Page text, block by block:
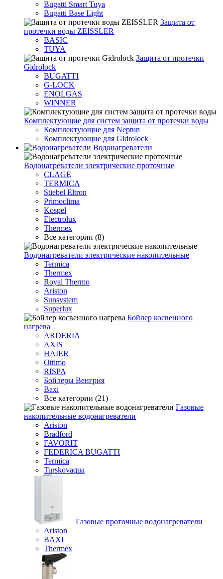
Bugatti Smart Tuya
Bugatti Base Light
Защита от
протечки воды ZEISSLER
BASIC
TUYA
Защита от протечки
Gidrolock
BUGATTI
G-LOCK
ENOLGAS
WINNER
Комплектующие для систем защита от протечки воды
Комплектующие для Neptun
Комплектующие для Gidrolock
Водонагреватели
Водонагреватeли электрические проточные
CLAGE
TERMICA
Stiebel Eltron
Primoclima
Kospel
Electrolux
Thermex
Все категории (8)
Водонагреватели электрические накопительные
Termica
Thermex
Royal Thermo
Ariston
Sunsystem
Superlux
Бойлер косвенного
нагрева
ARDERIA
AXIS
HAIER
Ottimo
RISPA
Бойлеры Венгрия
Baxi
Все категории (21)
Газовые
накопительные водонагреватели
Ariston
Bradford
FAVORIT
FEDERICA BUGATTI
Termica
Turskovaqua
Газовые проточные водонагреватели
Ariston
BAXI
Thermex